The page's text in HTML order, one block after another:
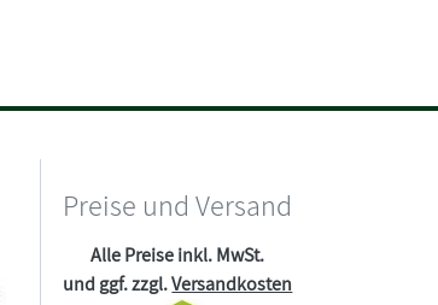
Preise und Versand
Alle Preise inkl. MwSt.
und ggf. zzgl.Versandkosten